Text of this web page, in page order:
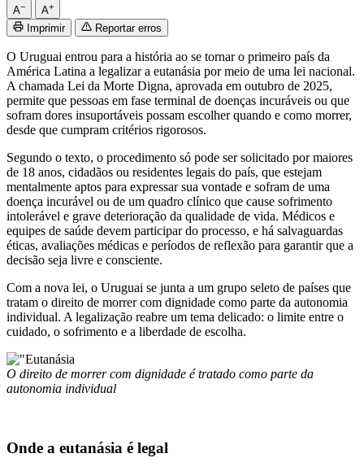
A− A+
Imprimir Reportar erros
O Uruguai entrou para a história ao se tornar o primeiro país da
América Latina a legalizar a eutanásia por meio de uma lei nacional.
A chamada Lei da Morte Digna, aprovada em outubro de 2025,
permite que pessoas em fase terminal de doenças incuráveis ou que
sofram dores insuportáveis possam escolher quando e como morrer,
desde que cumpram critérios rigorosos.
Segundo o texto, o procedimento só pode ser solicitado por maiores
de 18 anos, cidadãos ou residentes legais do país, que estejam
mentalmente aptos para expressar sua vontade e sofram de uma
doença incurável ou de um quadro clínico que cause sofrimento
intolerável e grave deterioração da qualidade de vida. Médicos e
equipes de saúde devem participar do processo, e há salvaguardas
éticas, avaliações médicas e períodos de reflexão para garantir que a
decisão seja livre e consciente.
Com a nova lei, o Uruguai se junta a um grupo seleto de países que
tratam o direito de morrer com dignidade como parte da autonomia
individual. A legalização reabre um tema delicado: o limite entre o
cuidado, o sofrimento e a liberdade de escolha.
O direito de morrer com dignidade é tratado como parte da
autonomia individual
Onde a eutanásia é legal